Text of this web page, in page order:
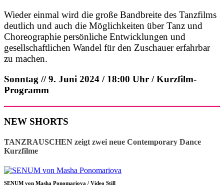
Wieder einmal wird die große Bandbreite des Tanzfilms
deutlich und auch die Möglichkeiten über Tanz und
Choreographie persönliche Entwicklungen und
gesellschaftlichen Wandel für den Zuschauer erfahrbar
zu machen.
Sonntag // 9. Juni 2024 / 18:00 Uhr / Kurzfilm-
Programm
NEW SHORTS
TANZRAUSCHEN zeigt zwei neue Contemporary Dance
Kurzfilme
SENUM von Masha Ponomariova / Video Still